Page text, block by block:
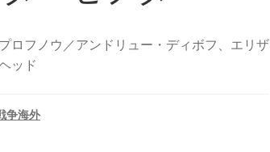
ロフノウ／アンドリュー・ディボフ、エリザ
ッド
争海外